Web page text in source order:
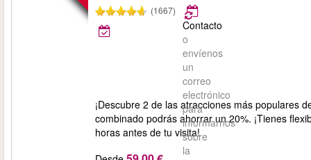
(1667)
Contacto
o
envíenos
un
correo
electrónico
para
informarnos
sobre
la
¡Descubre 2 de las atracciones más populares
combinado podrás ahorrar un 20%. ¡Tienes
horas antes de tu visita!